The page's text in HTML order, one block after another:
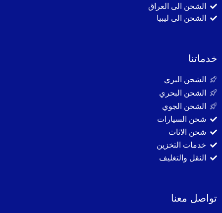
الشحن الى العراق
الشحن الى ليبيا
خدماتنا
الشحن البري
الشحن البحري
الشحن الجوي
شحن السيارات
شحن الاثاث
خدمات التخزين
النقل والتغليف
تواصل معنا